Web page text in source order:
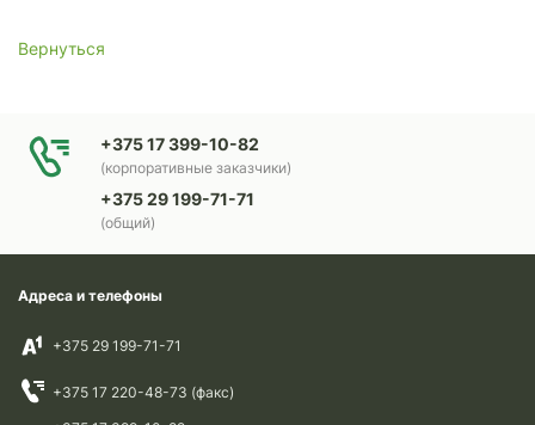
Вернуться
+375 17 399-10-82
(корпоративные заказчики)
+375 29 199-71-71
(общий)
Адреса и телефоны
+375 29 199-71-71
+375 17 220-48-73 (факс)